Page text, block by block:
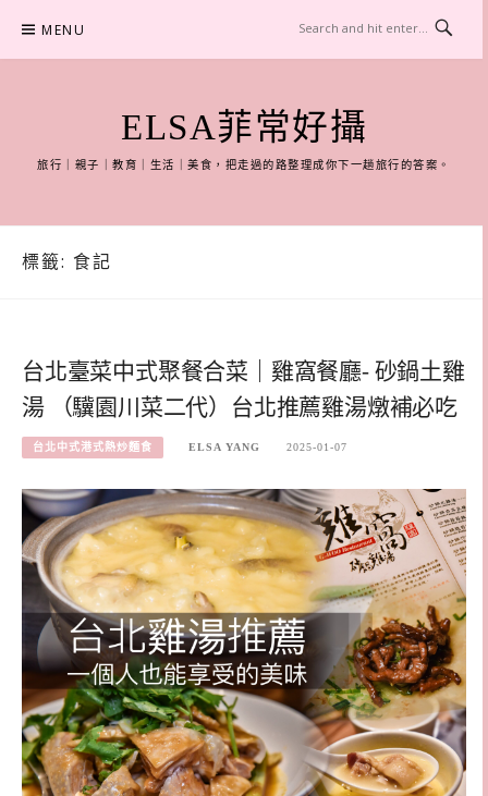
content
MENU
ELSA菲常好攝
旅行｜親子｜教育｜生活｜美食，把走過的路整理成你下一趟旅行的答案。
標籤: 食記
台北臺菜中式聚餐合菜｜雞窩餐廳- 砂鍋土雞
湯 （驥園川菜二代）台北推薦雞湯燉補必吃
台北中式港式熱炒麵食 ELSA YANG 2025-01-07